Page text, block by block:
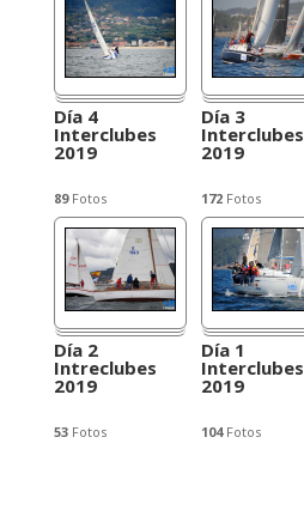
Día 4
Interclubes
2019
89Fotos
Día 3
Interclubes
2019
172Fotos
Día 2
Intreclubes
2019
53Fotos
Día 1
Interclubes
2019
104Fotos